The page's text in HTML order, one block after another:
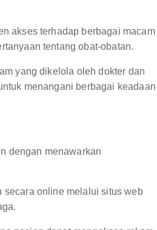
akses terhadap berbagai macam
tentang obat-obatan.
yang dikelola oleh dokter dan
menangani berbagai keadaan
dengan menawarkan
secara online melalui situs web